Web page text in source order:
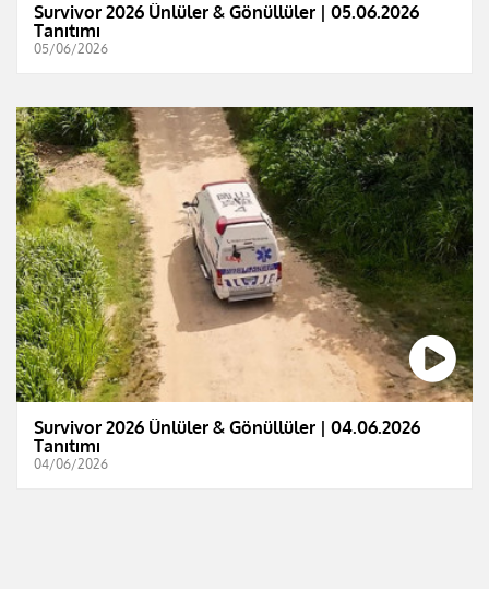
Survivor 2026 Ünlüler & Gönüllüler | 05.06.2026
Tanıtımı
05/06/2026
Survivor 2026 Ünlüler & Gönüllüler | 04.06.2026
Tanıtımı
04/06/2026